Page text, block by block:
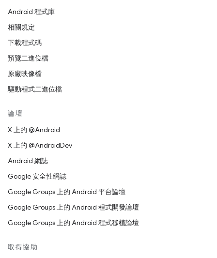
Android 程式庫
相關規定
下載程式碼
預覽二進位檔
原廠映像檔
驅動程式二進位檔
論壇
X 上的 @Android
X 上的 @AndroidDev
Android 網誌
Google 安全性網誌
Google Groups 上的 Android 平台論壇
Google Groups 上的 Android 程式開發論壇
Google Groups 上的 Android 程式移植論壇
取得協助